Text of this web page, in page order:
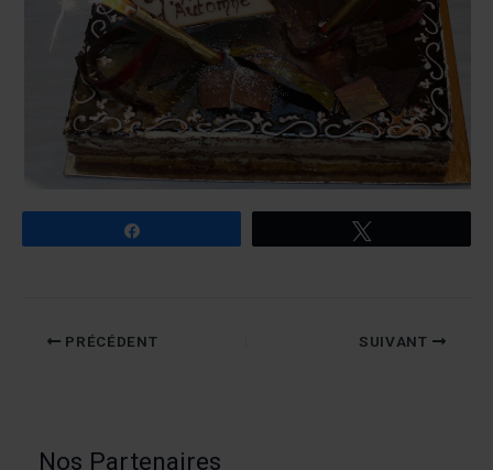
PRÉCÉDENT SUIVANT
Nos Partenaires